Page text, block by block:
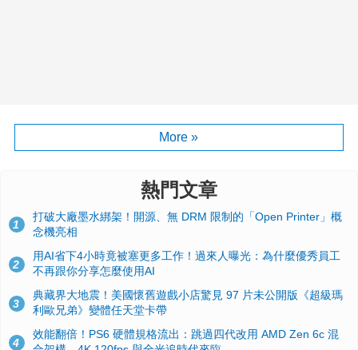
More »
熱門文章
1
打破大廠墨水綁架！開源、無 DRM 限制的「Open Printer」概
念機亮相
2
用AI省下4小時竟被塞更多工作！過來人曝光：為什麼優秀員工
不再跟你分享怎麼使用AI
3
典藏界大地震！美國懷舊遊戲小店驚見 97 片未公開版《超級瑪
利歐兄弟》變體任天堂卡帶
4
效能翻倍！PS6 硬體規格流出：跳過四代改用 AMD Zen 6c 混